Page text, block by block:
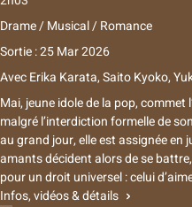
Drame / Musical / Romance
Sortie : 25 Mar 2026
AvecErika Karata,Saito Kyoko,
Mai, jeune idole de la pop,
malgré l’interdiction formelle de
au grand jour, elle est assignée en
amants décident alors de se
pour un droit universel : celui
Infos, vidéos & détails